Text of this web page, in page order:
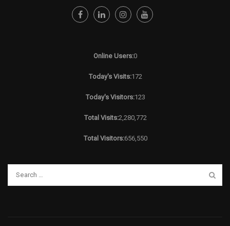
Online Users:0
Today's Visits:172
Today's Visitors:123
Total Visits:2,280,772
Total Visitors:656,550